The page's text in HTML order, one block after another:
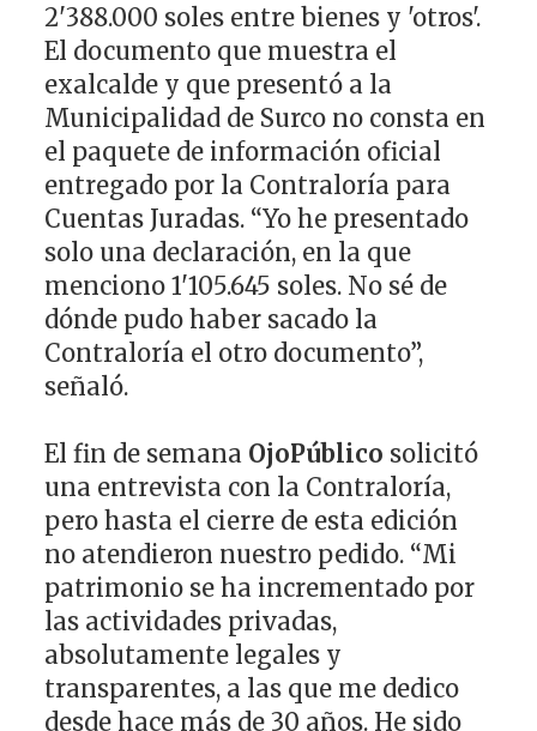
2'388.000 soles entre bienes y 'otros'.
El documento que muestra el
exalcalde y que presentó a la
Municipalidad de Surco no consta en
el paquete de información oficial
entregado por la Contraloría para
Cuentas Juradas. “Yo he presentado
solo una declaración, en la que
menciono 1'105.645 soles. No sé de
dónde pudo haber sacado la
Contraloría el otro documento”,
señaló.
El fin de semana OjoPúblico solicitó
una entrevista con la Contraloría,
pero hasta el cierre de esta edición
no atendieron nuestro pedido. “Mi
patrimonio se ha incrementado por
las actividades privadas,
absolutamente legales y
transparentes, a las que me dedico
desde hace más de 30 años. He sido